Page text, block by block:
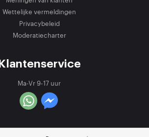
Wettelijke vermeldingen
Privacybeleid
Moderatiecharter
Klantenservice
Ma-Vr 9-17 uur